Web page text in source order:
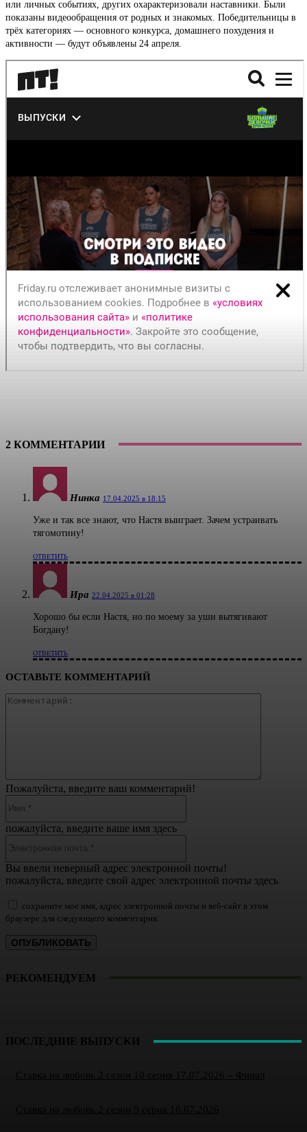
или личных событиях, других охарактеризовали наставники. Были
показаны видеообращения от родных и знакомых. Победительницы в
трёх категориях — основного конкурса, домашнего похудения и
активности — будут объявлены 24 апреля.
2 КОММЕНТАРИИ
Нинка 17.04.2025 в 18:15
Уже и так все знают, что Настя выиграет. Зачем устраивать
тягомотину!
ОТВЕТИТЬ
Ира 22.04.2025 в 01:28
Хорошо бы если Настя, но по моему за уши вытягивают
Богдану!
ОТВЕТИТЬ
ОСТАВЬТЕ КОММЕНТАРИЙ
Пожалуйста, введите ваш комментарий!
пожалуйста, введите ваше имя здесь
Вы ввели неверный адрес электронной почты!
пожалуйста, введите свой адрес электронной почты здесь
сохраните мое имя, адрес электронной почты и веб-сайт в этом
браузере для следующего комментария.
РЕКОМЕНДУЕМ
ПОСЛЕДНИЕ ВЫПУСКИ